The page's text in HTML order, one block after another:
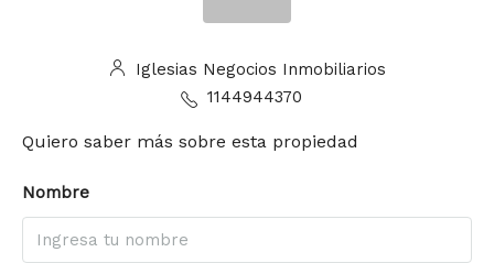
Iglesias Negocios Inmobiliarios
1144944370
Quiero saber más sobre esta propiedad
Nombre